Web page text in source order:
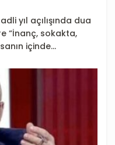
yıl açılışında dua
“İnanç, sokakta,
içinde...